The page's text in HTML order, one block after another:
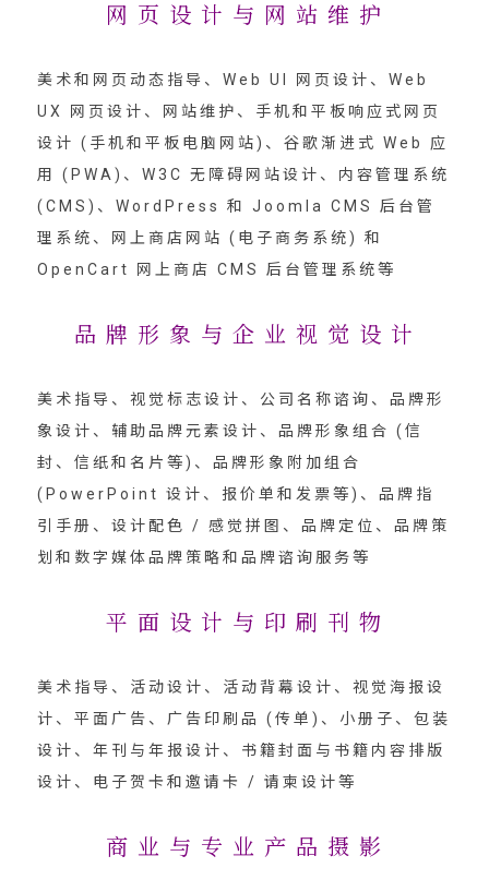
网 页 设 计 与 网 站 维 护
美术和网页动态指导、Web UI 网页设计、Web
UX 网页设计、网站维护、手机和平板响应式网页
设计 (手机和平板电脑网站)、谷歌渐进式 Web 应
用 (PWA)、W3C 无障碍网站设计、内容管理系统
(CMS)、WordPress 和 Joomla CMS 后台管
理系统、网上商店网站 (电子商务系统) 和
OpenCart 网上商店 CMS 后台管理系统等
品 牌 形 象 与 企 业 视 觉 设 计
美术指导、视觉标志设计、公司名称谘询、品牌形
象设计、辅助品牌元素设计、品牌形象组合 (信
封、信纸和名片等)、品牌形象附加组合
(PowerPoint 设计、报价单和发票等)、品牌指
引手册、设计配色 / 感觉拼图、品牌定位、品牌策
划和数字媒体品牌策略和品牌谘询服务等
平 面 设 计 与 印 刷 刊 物
美术指导、活动设计、活动背幕设计、视觉海报设
计、平面广告、广告印刷品 (传单)、小册子、包装
设计、年刊与年报设计、书籍封面与书籍内容排版
设计、电子贺卡和邀请卡 / 请柬设计等
商 业 与 专 业 产 品 摄 影